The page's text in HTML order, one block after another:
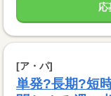
応
[ア・パ]
単発?長期?短